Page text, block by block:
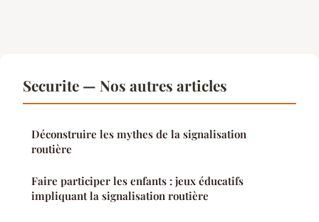
Securite — Nos autres articles
Déconstruire les mythes de la signalisation
routière
Faire participer les enfants : jeux éducatifs
impliquant la signalisation routière